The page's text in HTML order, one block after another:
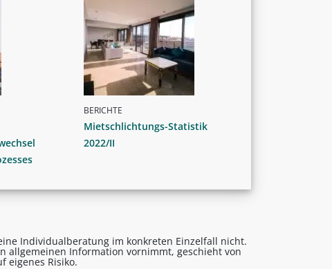
BERICHTE
Mietschlichtungs-Statistik
2022/II
Individualberatung im konkreten Einzelfall nicht.
allgemeinen Information vornimmt, geschieht von
eigenes Risiko.